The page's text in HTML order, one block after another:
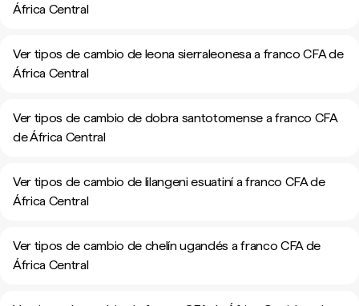
África Central
Ver tipos de cambio de leona sierraleonesa a franco CFA de
África Central
Ver tipos de cambio de dobra santotomense a franco CFA
de África Central
Ver tipos de cambio de lilangeni esuatiní a franco CFA de
África Central
Ver tipos de cambio de chelín ugandés a franco CFA de
África Central